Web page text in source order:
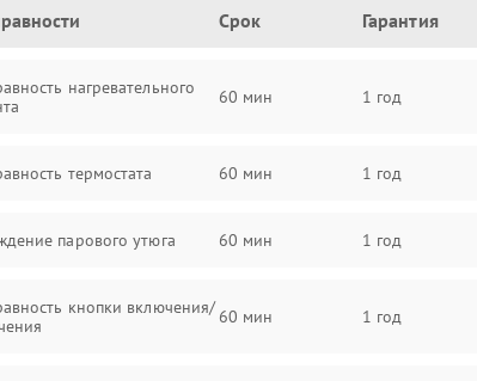
Срок Гарантия
нагревательного
60 мин 1 год
термостата 60 мин 1 год
парового утюга 60 мин 1 год
кнопки включения/ 60 мин 1 год